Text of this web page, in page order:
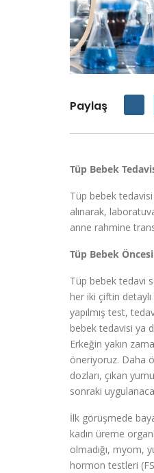
Paylaş
Tüp Bebek
Tüp bebek
alınarak,
anne rahmine
Tüp Bebek
Tüp bebek tedavi
her iki çiftin
yapılmış test,
bebek tedavisi ya
Erkeğin yakın
öneriyoruz. Daha
dozları, çıkan
sonraki
İlk görüşmede
kadın üreme
olmadığı, myom,
hormon testleri